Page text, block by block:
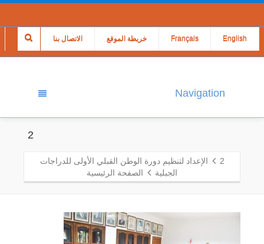
الاتصال بنا خريطة الموقع Français English
Navigation
2
2
الإعداد لتنظيم دورة الوطن القبلي الأولى للدراجات
الجبلية
الصفحة الرئيسية